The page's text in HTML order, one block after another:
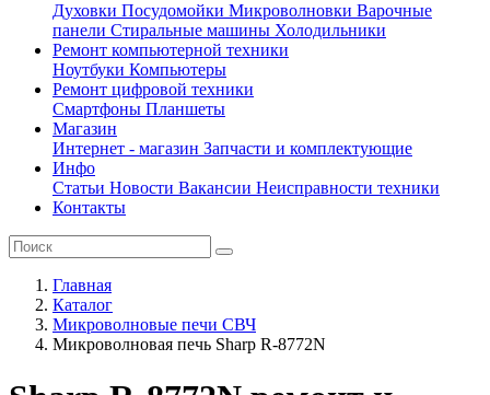
Духовки Посудомойки Микроволновки Варочные
панели Стиральные машины Холодильники
Ремонт компьютерной техники
Ноутбуки Компьютеры
Ремонт цифровой техники
Смартфоны Планшеты
Магазин
Интернет - магазин Запчасти и комплектующие
Инфо
Статьи Новости Вакансии Неисправности техники
Контакты
Главная
Каталог
Микроволновые печи СВЧ
Микроволновая печь Sharp R-8772N